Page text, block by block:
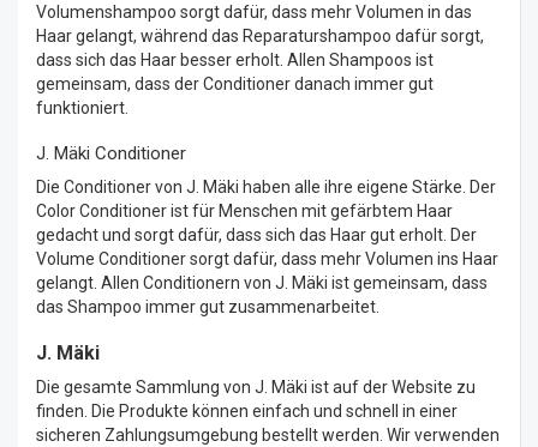
Volumenshampoo sorgt dafür, dass mehr Volumen in das
Haar gelangt, während das Reparaturshampoo dafür sorgt,
dass sich das Haar besser erholt. Allen Shampoos ist
gemeinsam, dass der Conditioner danach immer gut
funktioniert.
J. Mäki Conditioner
Die Conditioner von J. Mäki haben alle ihre eigene Stärke. Der
Color Conditioner ist für Menschen mit gefärbtem Haar
gedacht und sorgt dafür, dass sich das Haar gut erholt. Der
Volume Conditioner sorgt dafür, dass mehr Volumen ins Haar
gelangt. Allen Conditionern von J. Mäki ist gemeinsam, dass
das Shampoo immer gut zusammenarbeitet.
J. Mäki
Die gesamte Sammlung von J. Mäki ist auf der Website zu
finden. Die Produkte können einfach und schnell in einer
sicheren Zahlungsumgebung bestellt werden. Wir verwenden